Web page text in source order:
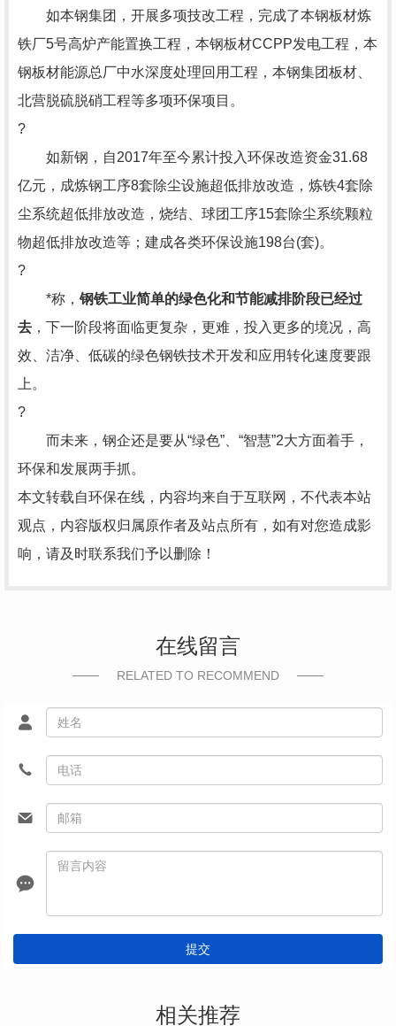
如本钢集团，开展多项技改工程，完成了本钢板材炼
铁厂5号高炉产能置换工程，本钢板材CCPP发电工程，本
钢板材能源总厂中水深度处理回用工程，本钢集团板材、
北营脱硫脱硝工程等多项环保项目。
?
如新钢，自2017年至今累计投入环保改造资金31.68
亿元，成炼钢工序8套除尘设施超低排放改造，炼铁4套除
尘系统超低排放改造，烧结、球团工序15套除尘系统颗粒
物超低排放改造等；建成各类环保设施198台(套)。
?
*称， 钢铁工业简单的绿色化和节能减排阶段已经过
去 ，下一阶段将面临更复杂，更难，投入更多的境况，高
效、洁净、低碳的绿色钢铁技术开发和应用转化速度要跟
上。
?
而未来，钢企还是要从“绿色”、“智慧”2大方面着手，
环保和发展两手抓。
本文转载自环保在线，内容均来自于互联网，不代表本站
观点，内容版权归属原作者及站点所有，如有对您造成影
响，请及时联系我们予以删除！
在线留言
RELATED TO RECOMMEND
提交
相关推荐